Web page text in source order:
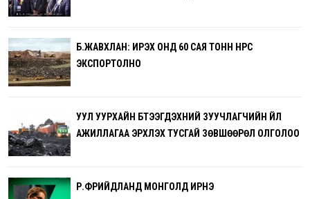
Б.ЖАВХЛАН: ИРЭХ ОНД 60 САЯ ТОНН НҮҮРС
ЭКСПОРТОЛНО
УУЛ УУРХАЙН БҮТЭЭГДЭХҮҮНИЙ ЗУУЧЛАГЧИЙН ҮЙЛ
АЖИЛЛАГАА ЭРХЛЭХ ТУСГАЙ ЗӨВШӨӨРӨЛ ОЛГОЛОО
Р.ФРИЙДЛАНД МОНГОЛД ИРНЭ